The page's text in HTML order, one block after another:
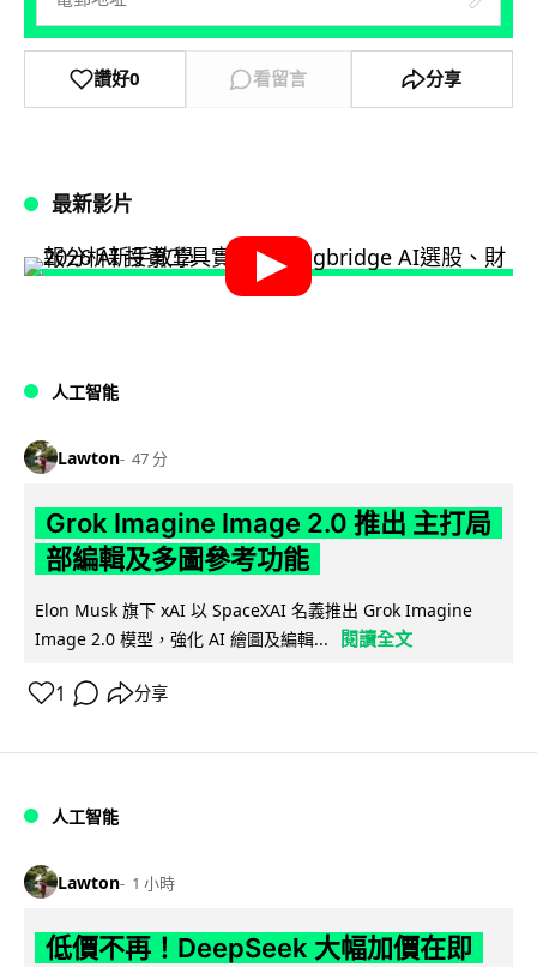
讚好0 看留言 分享
最新影片
人工智能
Lawton 47 分
Grok Imagine Image 2.0 推出 主打局
部編輯及多圖參考功能
Elon Musk 旗下 xAI 以 SpaceXAI 名義推出 Grok Imagine
Image 2.0 模型，強化 AI 繪圖及編輯...
閱讀全文
1 分享
人工智能
Lawton 1 小時
低價不再！DeepSeek 大幅加價在即